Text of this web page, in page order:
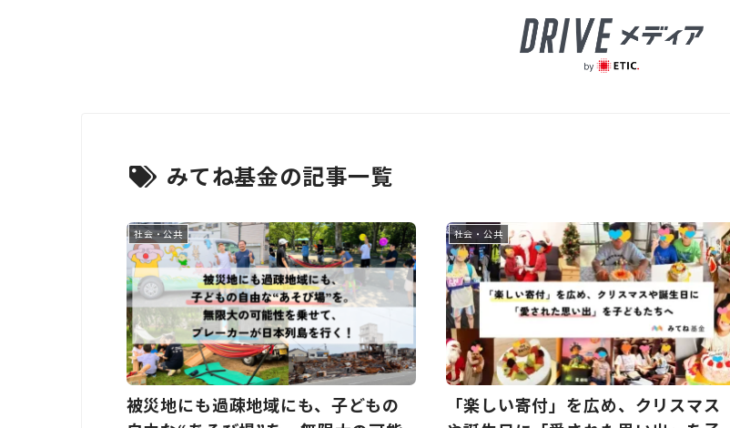
みてね基金の記事一覧
社会・公共
被災地にも過疎地域にも、子どもの
社会・公共
「楽しい寄付」を広め、クリスマス